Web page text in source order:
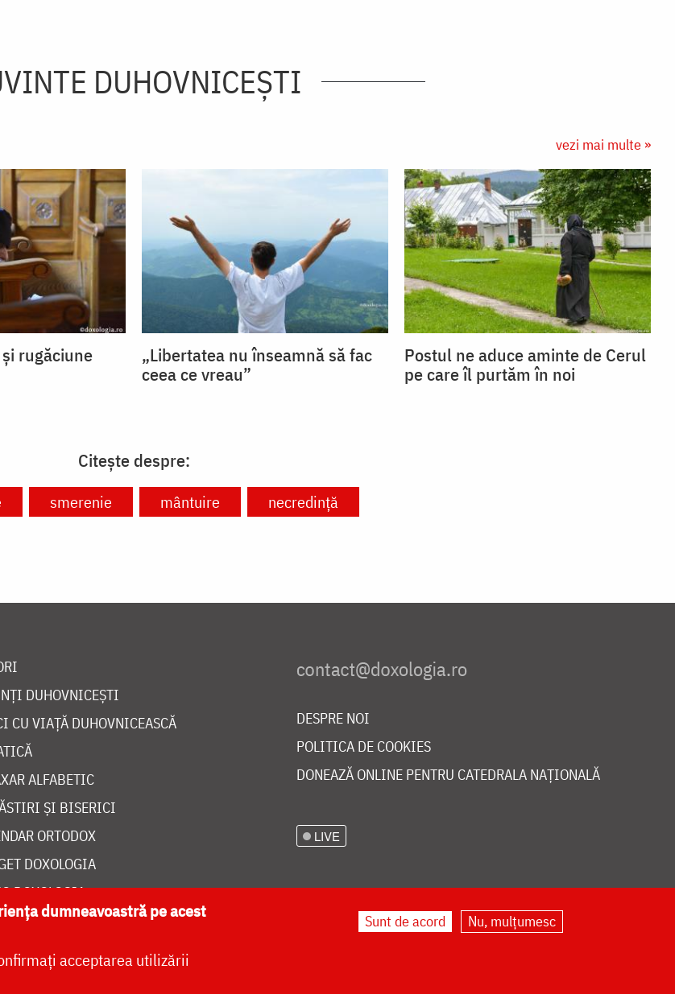
DUHOVNICEȘTI
vezi mai multe »
rugăciune
„Libertatea nu înseamnă să fac
ceea ce vreau”
Postul ne aduce aminte de Cerul
pe care îl purtăm în noi
Citește despre:
smerenie mântuire necredință
DUHOVNICEȘTI
CU VIAȚĂ DUHOVNICEASCĂ
ALFABETIC
ȘI BISERICI
ORTODOX
DOXOLOGIA
DOXOLOGIA
DESPRE NOI
POLITICA DE COOKIES
DONEAZĂ ONLINE PENTRU CATEDRALA NAȚIONALĂ
LIVE
dumneavoastră pe acest
acceptarea utilizării
Sunt de acord Nu, mulțumesc